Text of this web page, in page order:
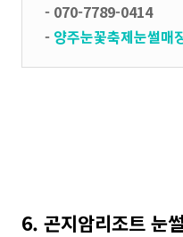
- 070-7789-0414
- 양주눈꽃축제눈썰매
6. 곤지암리조트 눈